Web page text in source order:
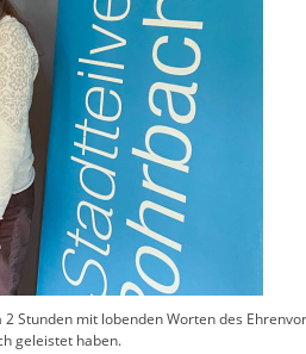
Stunden mit lobenden Worten des
geleistet haben.